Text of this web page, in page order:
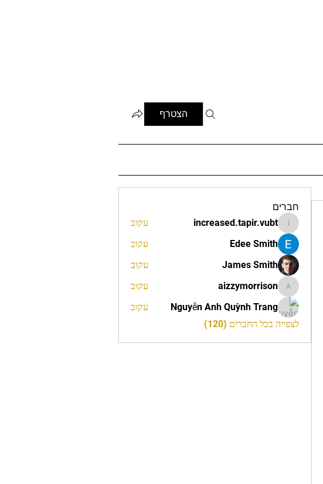
הצטרף
חברים
increased.tapir.vubt
increased.tapir.vubt
עקוב
Edee Smith
עקוב
James Smith
עקוב
aizzymorrison
aizzymorrison
עקוב
Nguyễn Anh Quỳnh Trang
עקוב
לצפייה בכל החברים (120)